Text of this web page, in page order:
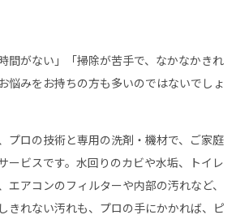
間がない」「掃除が苦手で、なかなかきれ
悩みをお持ちの方も多いのではないでしょ
プロの技術と専用の洗剤・機材で、ご家庭
ービスです。水回りのカビや水垢、トイレ
エアコンのフィルターや内部の汚れなど、
きれない汚れも、プロの手にかかれば、ピ